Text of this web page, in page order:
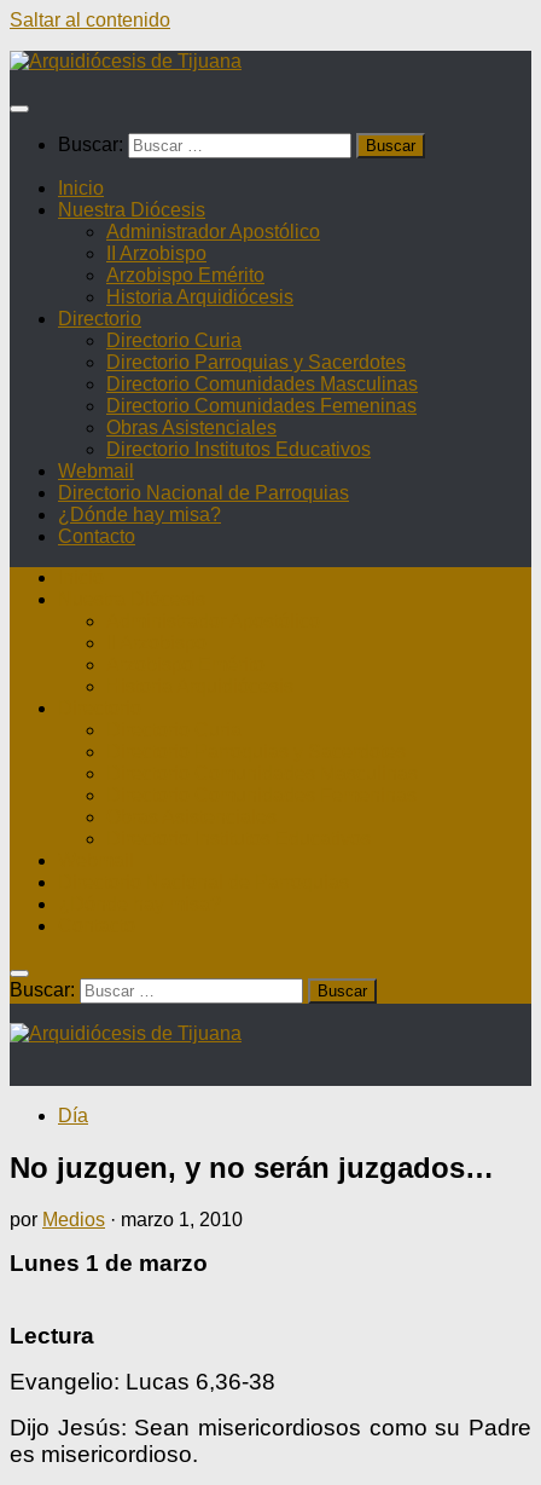
Saltar al contenido
Buscar:
Inicio
Nuestra Diócesis
Administrador Apostólico
II Arzobispo
Arzobispo Emérito
Historia Arquidiócesis
Directorio
Directorio Curia
Directorio Parroquias y Sacerdotes
Directorio Comunidades Masculinas
Directorio Comunidades Femeninas
Obras Asistenciales
Directorio Institutos Educativos
Webmail
Directorio Nacional de Parroquias
¿Dónde hay misa?
Contacto
Buscar:
Día
No juzguen, y no serán juzgados…
por Medios · marzo 1, 2010
Lunes 1 de marzo
Lectura
Evangelio: Lucas 6,36-38
Dijo Jesús: Sean misericordiosos como su Padre
es misericordioso.